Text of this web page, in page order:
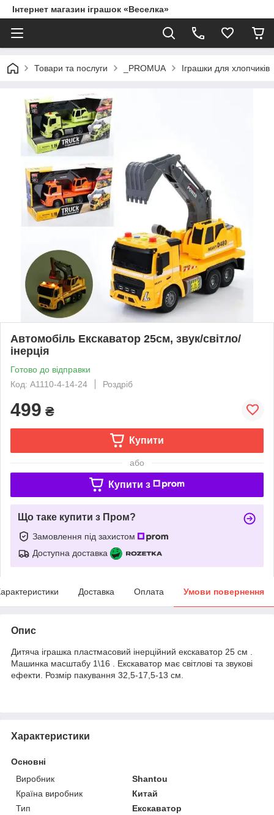
Інтернет магазин іграшок «Веселка»
Товари та послуги _PROMUA Іграшки для хлопчиків
Автомобіль Екскаватор 25см, звук/світло/
інерція
Готово до відправки
Код: A1110-4-14-24
Роздріб
499 ₴
Купити
або
Купити з
Що таке купити з Пром?
Замовлення під захистом
Доступна доставка
Доставка Оплата Умови повернення
Опис
Дитяча іграшка пластмасовий інерційний екскаватор 25 см .
Машинка масштабу 1\16 .
Екскаватор має світлові та звукові
ефекти.
Розмір пакування 32,5-17,5-13 см.
Характеристики
Основні
Виробник
Shantou
Країна виробник
Китай
Тип
Екскаватор